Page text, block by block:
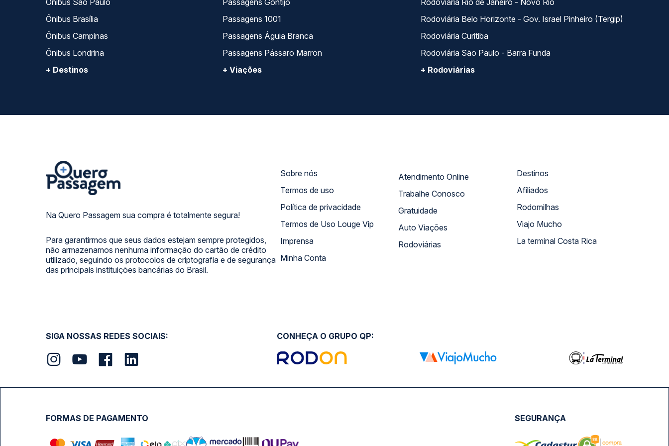
Ônibus São Paulo
Ônibus Brasília
Ônibus Campinas
Ônibus Londrina
+ Destinos
Passagens Gontijo
Passagens 1001
Passagens Águia Branca
Passagens Pássaro Marron
+ Viações
Rodoviária Rio de Janeiro - Novo Rio
Rodoviária Belo Horizonte - Gov. Israel Pinheiro (Tergip)
Rodoviária Curitiba
Rodoviária São Paulo - Barra Funda
+ Rodoviárias
Na Quero Passagem sua compra é totalmente segura!
Para garantirmos que seus dados estejam sempre protegidos,
não armazenamos nenhuma informação do cartão de crédito
utilizado, seguindo os protocolos de criptografia e de segurança
das principais instituições bancárias do Brasil.
Sobre nós
Termos de uso
Política de privacidade
Termos de Uso Louge Vip
Imprensa
Minha Conta
Atendimento Online
Trabalhe Conosco
Gratuidade
Auto Viações
Rodoviárias
Destinos
Afiliados
Rodomilhas
Viajo Mucho
La terminal Costa Rica
SIGA NOSSAS REDES SOCIAIS: CONHEÇA O GRUPO QP:
FORMAS DE PAGAMENTO SEGURANÇA